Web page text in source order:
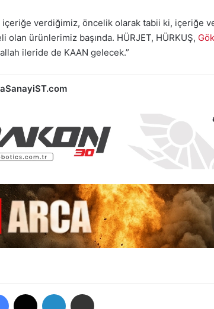
içeriğe verdiğimiz, öncelik olarak tabii ki, içeriğe
olan ürünlerimiz başında. HÜRJET, HÜRKUŞ,
ileride de KAAN gelecek.”